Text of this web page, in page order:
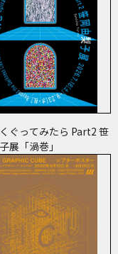
ぐってみたら Part2 笹
展「渦巻」